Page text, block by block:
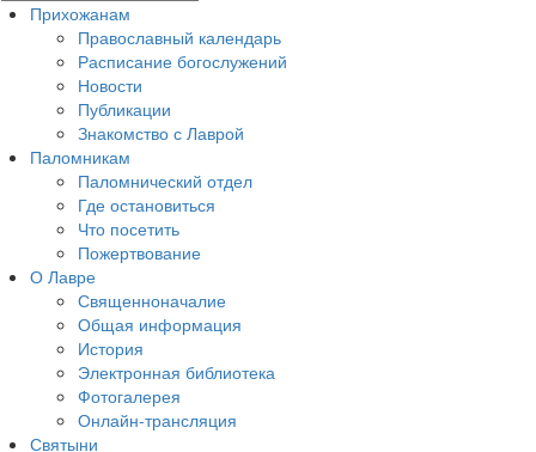
Прихожанам
Православный календарь
Расписание богослужений
Новости
Публикации
Знакомство с Лаврой
Паломникам
Паломнический отдел
Где остановиться
Что посетить
Пожертвование
О Лавре
Священноначалие
Общая информация
История
Электронная библиотека
Фотогалерея
Онлайн-трансляция
Святыни